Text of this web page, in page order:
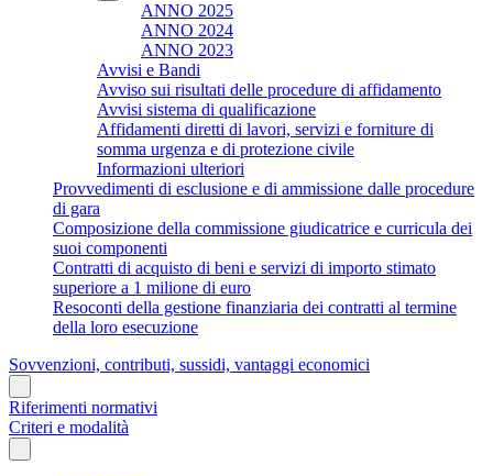
ANNO 2025
ANNO 2024
ANNO 2023
Avvisi e Bandi
Avviso sui risultati delle procedure di affidamento
Avvisi sistema di qualificazione
Affidamenti diretti di lavori, servizi e forniture di
somma urgenza e di protezione civile
Informazioni ulteriori
Provvedimenti di esclusione e di ammissione dalle procedure
di gara
Composizione della commissione giudicatrice e curricula dei
suoi componenti
Contratti di acquisto di beni e servizi di importo stimato
superiore a 1 milione di euro
Resoconti della gestione finanziaria dei contratti al termine
della loro esecuzione
Sovvenzioni, contributi, sussidi, vantaggi economici
Riferimenti normativi
Criteri e modalità